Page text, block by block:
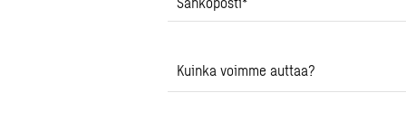
Kuinka voimme auttaa?